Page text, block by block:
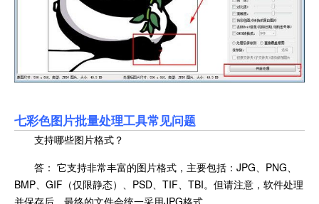
七彩色图片批量处理工具常见问题
支持哪些图片格式？
答： 它支持非常丰富的图片格式，主要包括：JPG、PNG、
BMP、GIF（仅限静态）、PSD、TIF、TBI。但请注意，软件处理
并保存后，最终的文件会统一采用JPG格式。